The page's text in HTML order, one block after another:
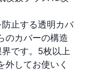
止する透明カバ
のカバーの構造
です。5枚以上
外してお使いく